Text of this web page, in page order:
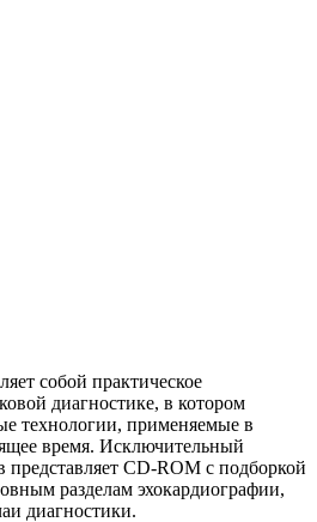
собой практическое
диагностике, в котором
технологии, применяемые в
время. Исключительный
представляет CD-ROM с подборкой
разделам эхокардиографии,
диагностики.